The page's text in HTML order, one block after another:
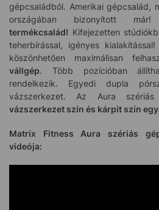
gépcsaládból. Amerikai gépcsalád,
országában bizonyított
termékcsalád! Kifejezetten
teherbírással, igényes
köszönhetően maximálisan
vállgép. Több pozícióban
rendelkezik. Egyedi dupla
vázszerkezet. Az Aura szériás
vázszerkezet szín és kárpit szín
Matrix Fitness Aura szériás
videója: